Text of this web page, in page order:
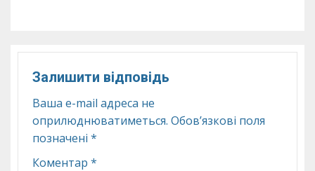
Залишити відповідь
Ваша e-mail адреса не
оприлюднюватиметься. Обов’язкові поля
позначені *
Коментар *